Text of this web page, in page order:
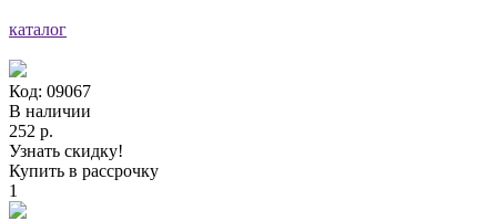
каталог
Код: 09067
В наличии
252 р.
Узнать скидку!
Купить в рассрочку
1